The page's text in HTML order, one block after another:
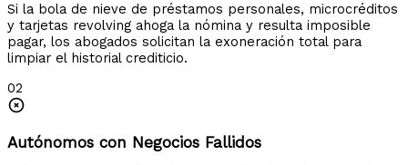
Si la bola de nieve de préstamos personales, microcréditos
y tarjetas revolving ahoga la nómina y resulta imposible
pagar, los abogados solicitan la exoneración total para
limpiar el historial crediticio.
02
Autónomos con Negocios Fallidos